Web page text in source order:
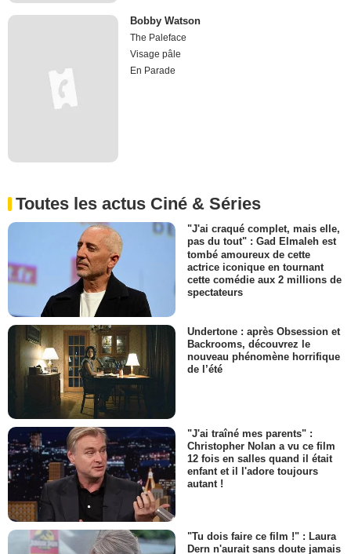
Bobby Watson
The Paleface
Visage pâle
En Parade
Toutes les actus Ciné & Séries
"J'ai craqué complet, mais elle,
pas du tout" : Gad Elmaleh est
tombé amoureux de cette
actrice iconique en tournant
cette comédie aux 2 millions de
spectateurs
Undertone : après Obsession et
Backrooms, découvrez le
nouveau phénomène horrifique
de l’été
"J'ai traîné mes parents" :
Christopher Nolan a vu ce film
12 fois en salles quand il était
enfant et il l'adore toujours
autant !
"Tu dois faire ce film !" : Laura
Dern n'aurait sans doute jamais